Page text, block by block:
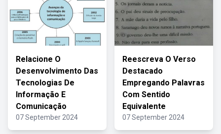
Relacione O
Desenvolvimento Das
Tecnologias De
Informação E
Comunicação
07 September 2024
Reescreva O Verso
Destacado
Empregando Palavras
Com Sentido
Equivalente
07 September 2024